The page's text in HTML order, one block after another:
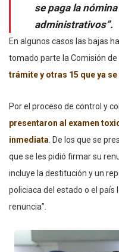
se paga la
administrativos”.
En algunos casos las bajas
tomado parte la Comisión de
trámite y otras 15 que ya se
Por el proceso de control y
presentaron al examen
inmediata. De los que se
que se les pidió firmar su
incluye la destitución y un
policiaca del estado o el país
renuncia”.